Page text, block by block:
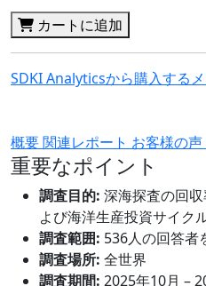
カートに追加
SDKI Analyticsから購入する
概要関連レポート お客様の声
重要なポイント
調査目的: 深海探査の回
よび海洋生産投資サイク
調査範囲: 536人の回答者
調査場所: 全世界
調査期間: 2025年10月 –